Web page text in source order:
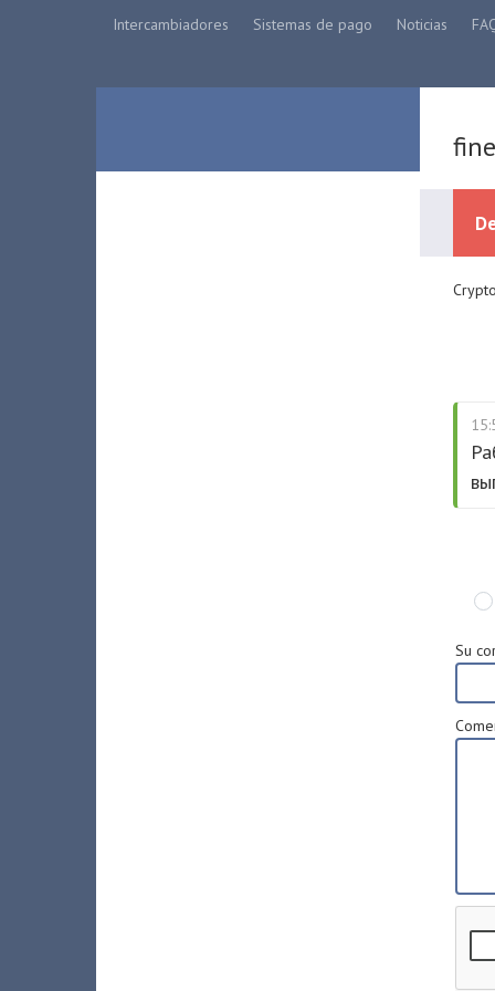
Intercambiadores Sistemas de pago Noticias
Su